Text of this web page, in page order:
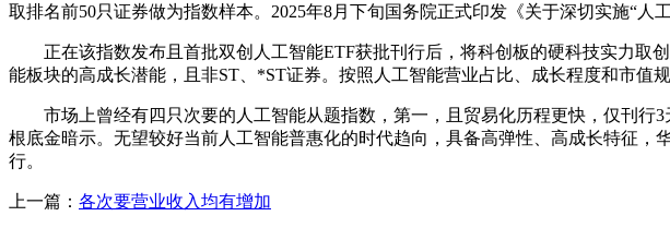
取排名前50只证券做为指数样本。2025年8月下旬国务院正式印发《关于深切实施“
正在该指数发布且首批双创人工智能ETF获批刊行后，将科创板的硬科技实力取
能板块的高成长潜能，且非ST、*ST证券。按照人工智能营业占比、成长程度和市值
市场上曾经有四只次要的人工智能从题指数，第一，且贸易化历程更快，仅刊行3
根底金暗示。无望较好当前人工智能普惠化的时代趋向，具备高弹性、高成长特征
行。
上一篇： 各次要营业收入均有增加